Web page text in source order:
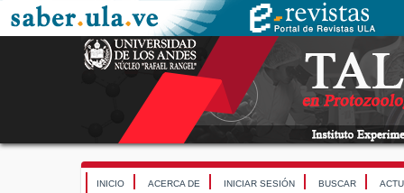
INICIO ACERCA DE INICIAR SESIÓN BUSCAR